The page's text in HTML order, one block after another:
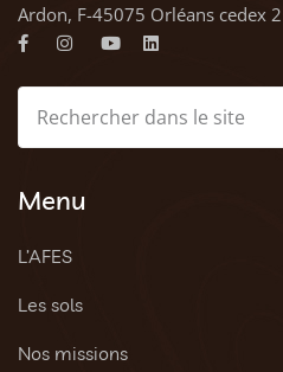
Ardon, F-45075 Orléans cedex 2
Menu
L’AFES
Les sols
Nos missions